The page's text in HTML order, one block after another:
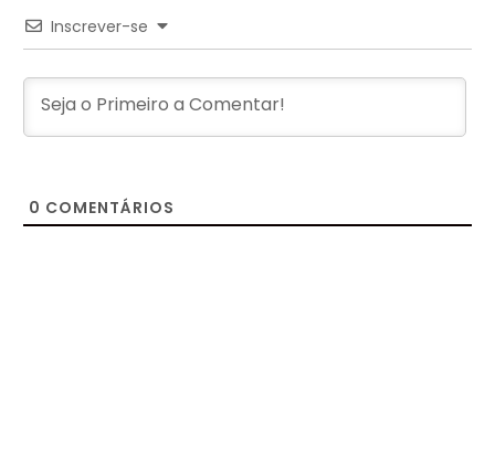
Inscrever-se
0 COMENTÁRIOS